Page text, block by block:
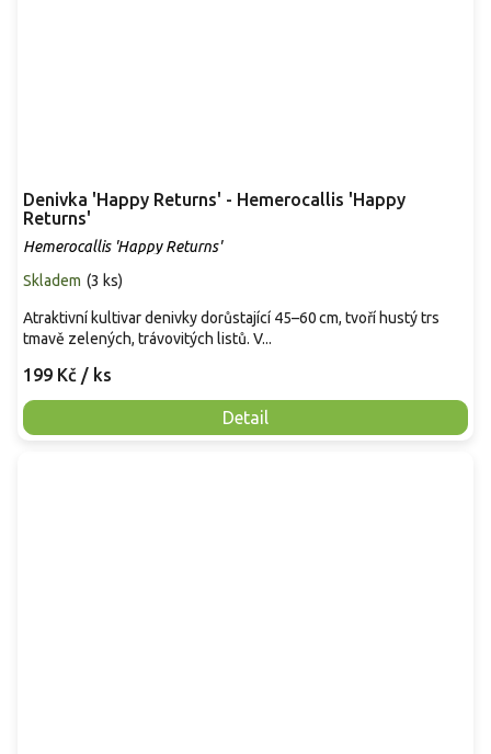
Denivka 'Happy Returns' - Hemerocallis 'Happy
Returns'
Hemerocallis 'Happy Returns'
Skladem (3 ks)
199 Kč / ks
Detail
Atraktivní kultivar denivky dorůstající 45–60 cm, tvoří hustý trs
tmavě zelených, trávovitých listů. V...